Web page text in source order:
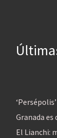
Granada
El Lianchi: